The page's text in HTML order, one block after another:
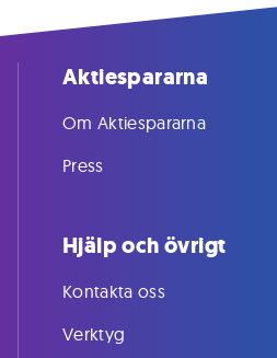
Aktiespararna
Om Aktiespararna
Press
Hjälp och övrigt
Kontakta oss
Verktyg